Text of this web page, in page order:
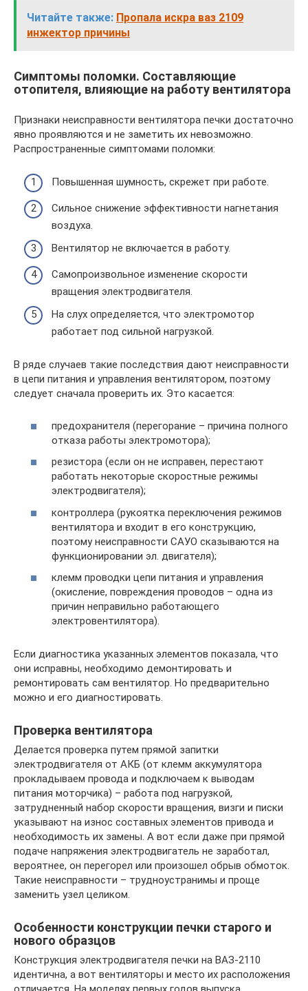
Читайте также: Пропала искра ваз 2109
инжектор причины
Симптомы поломки. Составляющие
отопителя, влияющие на работу вентилятора
Признаки неисправности вентилятора печки достаточно
явно проявляются и не заметить их невозможно.
Распространенные симптомами поломки:
Повышенная шумность, скрежет при работе.
Сильное снижение эффективности нагнетания
воздуха.
Вентилятор не включается в работу.
Самопроизвольное изменение скорости
вращения электродвигателя.
На слух определяется, что электромотор
работает под сильной нагрузкой.
В ряде случаев такие последствия дают неисправности
в цепи питания и управления вентилятором, поэтому
следует сначала проверить их. Это касается:
предохранителя (перегорание – причина полного
отказа работы электромотора);
резистора (если он не исправен, перестают
работать некоторые скоростные режимы
электродвигателя);
контроллера (рукоятка переключения режимов
вентилятора и входит в его конструкцию,
поэтому неисправности САУО сказываются на
функционировании эл. двигателя);
клемм проводки цепи питания и управления
(окисление, повреждения проводов – одна из
причин неправильно работающего
электровентилятора).
Если диагностика указанных элементов показала, что
они исправны, необходимо демонтировать и
ремонтировать сам вентилятор. Но предварительно
можно и его диагностировать.
Проверка вентилятора
Делается проверка путем прямой запитки
электродвигателя от АКБ (от клемм аккумулятора
прокладываем провода и подключаем к выводам
питания моторчика) – работа под нагрузкой,
затрудненный набор скорости вращения, визги и писки
указывают на износ составных элементов привода и
необходимость их замены. А вот если даже при прямой
подаче напряжения электродвигатель не заработал,
вероятнее, он перегорел или произошел обрыв обмоток.
Такие неисправности – трудноустранимы и проще
заменить узел целиком.
Особенности конструкции печки старого и
нового образцов
Конструкция электродвигателя печки на ВАЗ-2110
идентична, а вот вентиляторы и место их расположения